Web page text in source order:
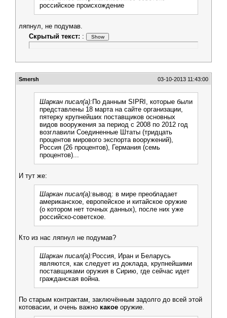
российское происхождение
ляпнул, не подумав.
Скрытый текст: :
Smersh 03-10-2013 11:43:00
Шаркан писал(а): По данным SIPRI, которые были
представлены 18 марта на сайте организации,
пятерку крупнейших поставщиков основных
видов вооружения за период с 2008 по 2012 год
возглавили Соединенные Штаты (тридцать
процентов мирового экспорта вооружений),
Россия (26 процентов), Германия (семь
процентов)...
И тут же:
Шаркан писал(а):вывод: в мире преобладает
американское, европейское и китайское оружие
(о котором нет точных данных), после них уже
российско-советское.
Кто из нас ляпнул не подумав?
Шаркан писал(а): Россия, Иран и Беларусь
являются, как следует из доклада, крупнейшими
поставщиками оружия в Сирию, где сейчас идет
гражданская война.
По старым контрактам, заключённым задолго до всей этой
котовасии, и очень важно какое оружие.